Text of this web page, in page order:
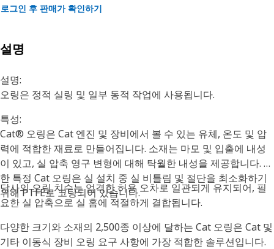
로그인 후 판매가 확인하기
설명
설명:
오링은 정적 실링 및 일부 동적 작업에 사용됩니다.
특성:
Cat® 오링은 Cat 엔진 및 장비에서 볼 수 있는 유체, 온도 및 압
력에 적합한 재료로 만들어집니다. 소재는 마모 및 입출에 내성
이 있고, 실 압축 영구 변형에 대해 탁월한 내성을 제공합니다. 또
한 특정 Cat 오링은 실 설치 중 실 비틀림 및 절단을 최소화하기
위해 PTFE로 코팅되어 있습니다.
당사의 오링 치수는 엄격한 허용 오차로 일관되게 유지되어, 필
요한 실 압축으로 실 홈에 적절하게 결합됩니다.
다양한 크기와 소재의 2,500종 이상에 달하는 Cat 오링은 Cat 및
기타 이동식 장비 오링 요구 사항에 가장 적합한 솔루션입니다.